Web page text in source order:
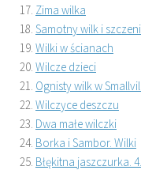
Zima wilka
Samotny wilk i
Wilki w ścianach
Wilcze dzieci
Ognisty wilk w
Wilczyce deszczu
Dwa małe wilczki
Borka i Sambor. Wilki
Błękitna jaszczurka.